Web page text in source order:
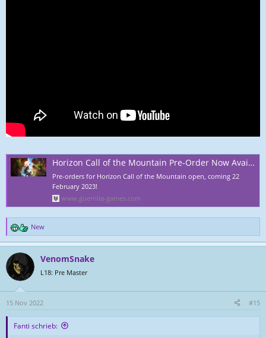
Horizon Call of the Mountain Pre-Order Now Available
Pre-orders for Horizon Call of the Mountain open, coming 22
February 2023!
www.guerrilla-games.com
R
e
k
o
n
New
VenomSnake
L18: Pre Master
15 Nov 2022 #15
Fanti schrieb: